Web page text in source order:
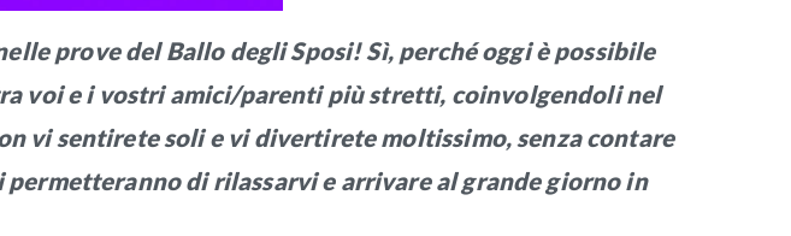
prove del Ballo degli Sposi! Sì, perché oggi è possibile
voi e i vostri amici/parenti più stretti, coinvolgendoli nel
vi sentirete soli e vi divertirete moltissimo, senza contare
di rilassarvi e arrivare al grande giorno in